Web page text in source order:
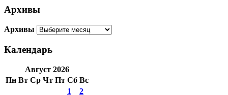
Архивы
Архивы
Календарь
Август 2026
Пн Вт Ср Чт Пт Сб Вс
1
2